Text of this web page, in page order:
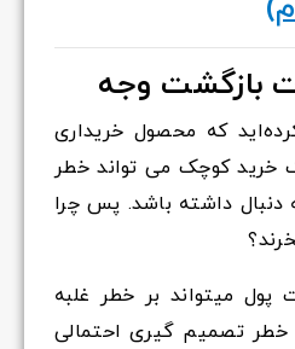
بازگشت وجه
که محصول خریداری
خرید کوچک می تواند خطر
دنبال داشته باشد. پس چرا
میتواند بر خطر غلبه
تصمیم گیری احتمالی